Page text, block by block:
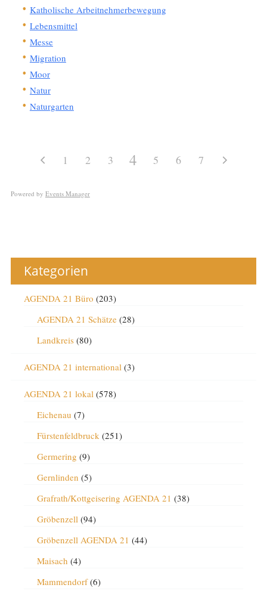
Katholische Arbeitnehmerbewegung
Lebensmittel
Messe
Migration
Moor
Natur
Naturgarten
1 2 3 4 5 6 7
Powered by Events Manager
Kategorien
AGENDA 21 Büro (203)
AGENDA 21 Schätze(28)
Landkreis(80)
AGENDA 21 international(3)
AGENDA 21 lokal(578)
Eichenau (7)
Fürstenfeldbruck(251)
Germering (9)
Gernlinden (5)
Grafrath/Kottgeisering AGENDA 21 (38)
Gröbenzell(94)
Gröbenzell AGENDA 21 (44)
Maisach (4)
Mammendorf(6)